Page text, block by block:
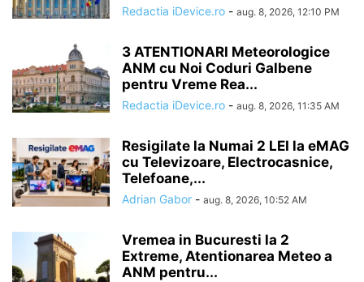
Redactia iDevice.ro - aug. 8, 2026, 12:10 PM
3 ATENTIONARI Meteorologice
ANM cu Noi Coduri Galbene
pentru Vreme Rea...
Redactia iDevice.ro - aug. 8, 2026, 11:35 AM
Resigilate la Numai 2 LEI la eMAG
cu Televizoare, Electrocasnice,
Telefoane,...
Adrian Gabor - aug. 8, 2026, 10:52 AM
Vremea in Bucuresti la 2
Extreme, Atentionarea Meteo a
ANM pentru...